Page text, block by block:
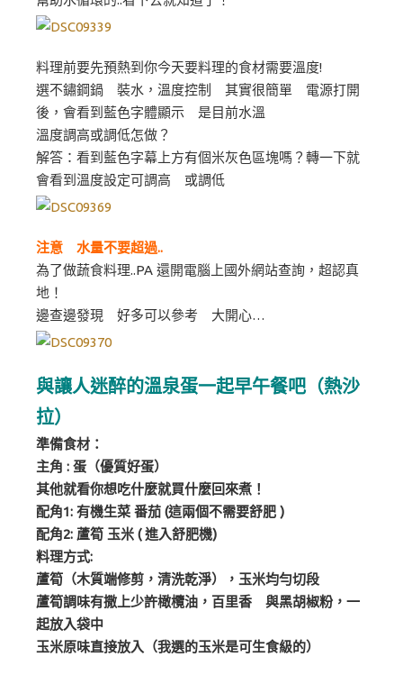
料理前要先預熱到你今天要料理的食材需要溫度!
選不鏽鋼鍋 裝水，溫度控制 其實很簡單 電源打開
後，會看到藍色字體顯示 是目前水溫
溫度調高或調低怎做？
解答：看到藍色字幕上方有個米灰色區塊嗎？轉一下就
會看到溫度設定可調高 或調低
注意 水量不要超過..
為了做蔬食料理..PA 還開電腦上國外網站查詢，超認真
地！
邊查邊發現 好多可以參考 大開心…
與讓人迷醉的溫泉蛋一起早午餐吧（熱沙
拉）
準備食材：
主角 : 蛋（優質好蛋）
其他就看你想吃什麼就買什麼回來煮！
配角1: 有機生菜 番茄 (這兩個不需要舒肥 )
配角2: 蘆筍 玉米 ( 進入舒肥機)
料理方式:
蘆筍（木質端修剪，清洗乾淨），玉米均勻切段
蘆筍調味有撒上少許橄欖油，百里香 與黑胡椒粉，一
起放入袋中
玉米原味直接放入（我選的玉米是可生食級的）